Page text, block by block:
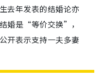
去年发表的结婚论亦
婚是“等价交换”，
开表示支持一夫多妻